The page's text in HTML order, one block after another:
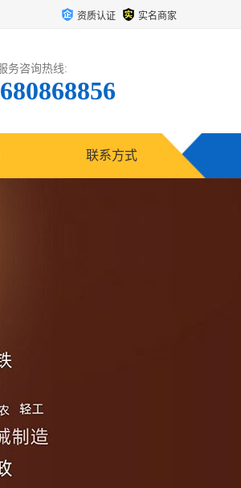
资质认证 实名商家
务咨询热线:
联系方式